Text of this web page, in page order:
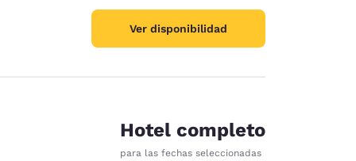
Ver disponibilidad
Hotel completo
para las fechas seleccionadas